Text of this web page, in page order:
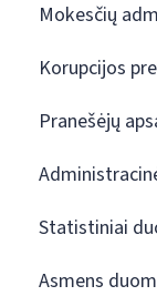
Mokesčių
Korupcijos
Pranešėjų
Statistiniai
Asmens